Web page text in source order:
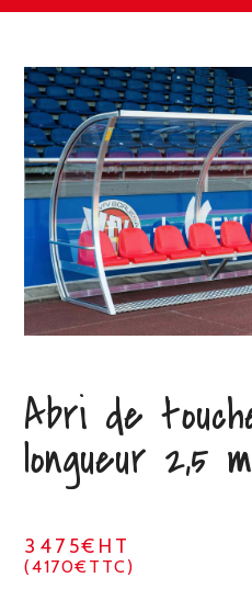
Abri de
longueur 2,5
3475€HT
(4170€TTC)